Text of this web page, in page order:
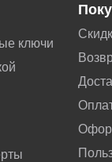
ключи